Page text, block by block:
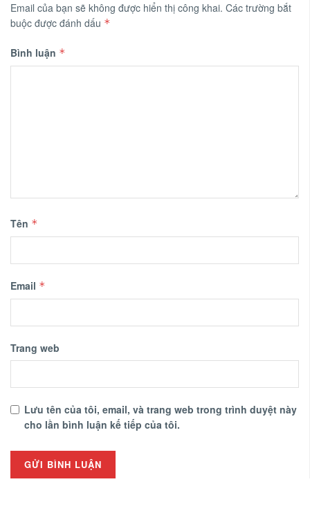
Email của bạn sẽ không được hiển thị công khai. Các trường bắt
buộc được đánh dấu *
Bình luận *
Tên *
Email *
Trang web
Lưu tên của tôi, email, và trang web trong trình duyệt này
cho lần bình luận kế tiếp của tôi.